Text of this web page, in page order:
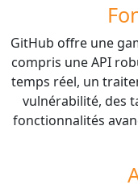
GitHub offre une
compris une API
temps réel, un
vulnérabilité, des
fonctionnalités